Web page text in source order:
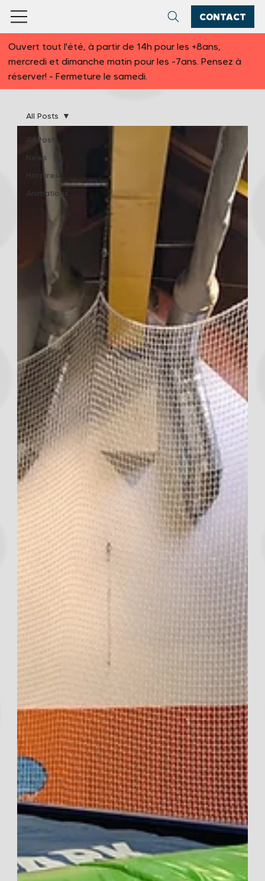
CONTACT
All Posts
News
Horaires
Animations
All Posts
Ouvert tout l'été, à partir de 14h pour les +8ans,
mercredi et dimanche matin pour les -7ans. Pensez à
réserver! - Fermeture le samedi.